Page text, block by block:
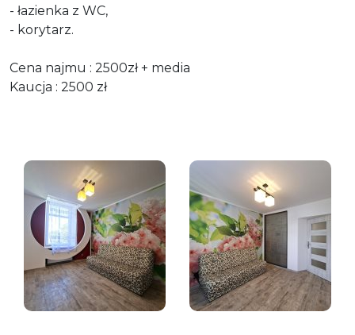
- łazienka z WC,
- korytarz.
Cena najmu : 2500zł + media
Kaucja : 2500 zł